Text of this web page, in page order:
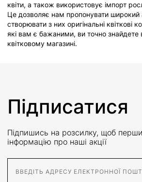
квіти, а також використовує імпорт
Це дозволяє нам пропонувати широкий
створювати з них оригінальні квіткові
які вам є бажаними, ви точно
квітковому магазині.
Підписатися
Підпишись на розсилку, щоб
інформацію про наші акції